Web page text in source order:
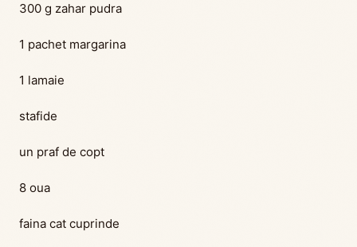
300 g zahar pudra
1 pachet margarina
1 lamaie
stafide
un praf de copt
8 oua
faina cat cuprinde